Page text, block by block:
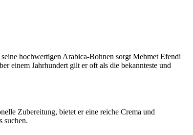
hochwertigen Arabica-Bohnen sorgt Mehmet Efendi
einem Jahrhundert gilt er oft als die bekannteste und
Zubereitung, bietet er eine reiche Crema und
suchen.